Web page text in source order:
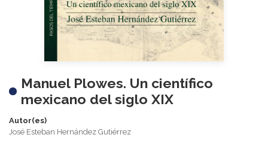
Manuel Plowes. Un científico
mexicano del siglo XIX
Autor(es)
José Esteban Hernández Gutiérrez